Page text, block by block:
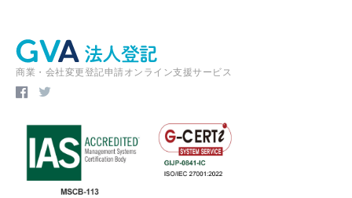
商業・会社変更登記申請オンライン支援サービス